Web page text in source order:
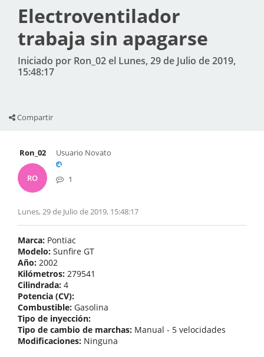
Electroventilador
trabaja sin apagarse
Iniciado por Ron_02 el Lunes, 29 de Julio de 2019,
15:48:17
Compartir
Ron_02
RO
Usuario Novato
1
Lunes, 29 de Julio de 2019, 15:48:17
Marca: Pontiac
Modelo: Sunfire GT
Año: 2002
Kilómetros: 279541
Cilindrada: 4
Potencia (CV):
Combustible: Gasolina
Tipo de inyección:
Tipo de cambio de marchas: Manual - 5 velocidades
Modificaciones: Ninguna